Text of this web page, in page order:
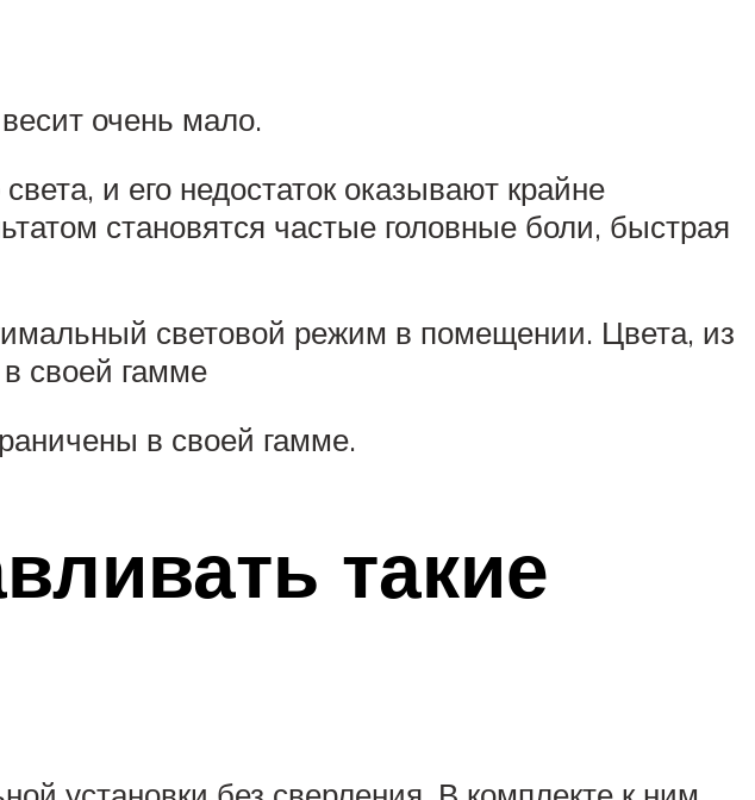
очень мало.
и его недостаток оказывают крайне
становятся частые головные боли, быстрая
световой режим в помещении. Цвета, из
своей гамме
в своей гамме.
такие